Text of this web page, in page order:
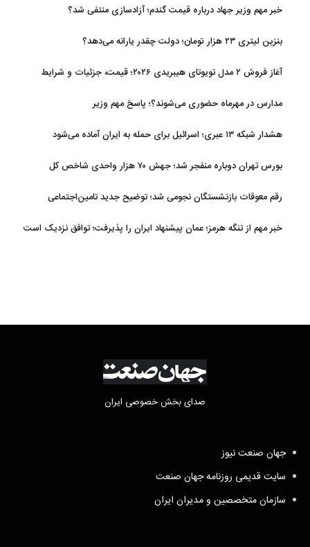
خبر مهم وزیر جهاد درباره قیمت گندم؛ آزادسازی منتفی شد؟
بنزین لیتری ۲۳ هزار تومان؛ دولت چقدر یارانه می‌دهد؟
آغاز فروش ۲ مدل تویوتای هیبریدی ۲۰۲۶؛ قیمت، جزئیات و شرایط
مدارس در مهرماه حضوری می‌شوند؟؛ پاسخ مهم وزیر
هشدار شبکه ۱۳ عبری؛ اسرائیل برای حمله به ایران آماده می‌شود
بورس تهران دوباره منفجر شد؛ جهش ۷۰ هزار واحدی شاخص کل
رقم معوقات بازنشستگان نجومی شد؛ توضیح جدید تامین‌اجتماعی
خبر مهم از تنگه هرمز؛ عمان پیشنهاد ایران را پذیرفت؛ توافق نزدیک است
صدای بخش خصوصی ایران
جهان صنعت نیوز
سایت قدیمی روزنامه جهان صنعت
سازمان متخصصین و مدیران ایران